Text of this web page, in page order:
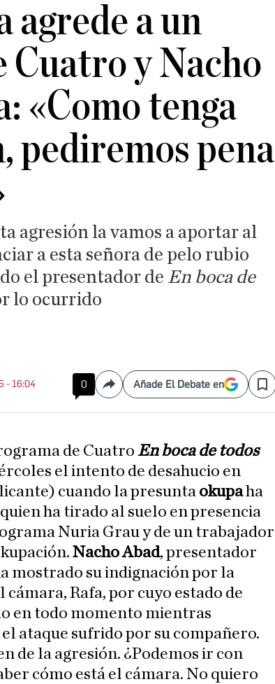
agrede a un
Cuatro y Nacho
«Como tenga
pediremos pena
agresión la vamos a aportar al
a esta señora de pelo rubio
el presentador de En boca de
lo ocurrido
- 16:04 0 CompartirAñade El Debate en
de Cuatro En boca de todos
el intento de desahucio en
cuando la presunta okupaha
ha tirado al suelo en presencia
Nuria Grau y de un trabajador
Nacho Abad, presentador
mostrado su indignación por la
Rafa, por cuyo estado de
en todo momento mientras
ataque sufrido por su compañero.
de la agresión. ¿Podemos ir con
cómo está el cámara. No quiero